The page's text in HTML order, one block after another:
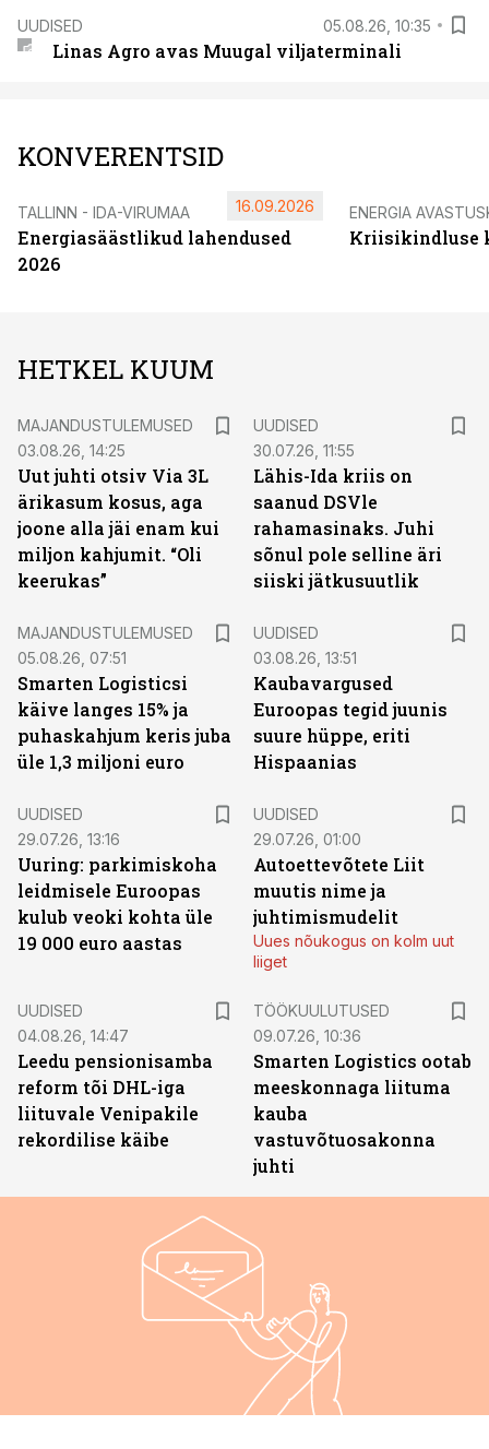
UUDISED 05.08.26, 10:35
Linas Agro avas Muugal viljaterminali
KONVERENTSID
TALLINN - IDA-VIRUMAA
Energiasäästlikud lahendused
2026
16.09.2026 ENERGIA
Kriisikindluse
HETKEL KUUM
MAJANDUSTULEMUSED
03.08.26, 14:25
Uut juhti otsiv Via 3L
ärikasum kosus, aga
joone alla jäi enam kui
miljon kahjumit. “Oli
keerukas”
UUDISED
30.07.26, 11:55
Lähis-Ida kriis on
saanud DSVle
rahamasinaks. Juhi
sõnul pole selline äri
siiski jätkusuutlik
MAJANDUSTULEMUSED
05.08.26, 07:51
Smarten Logisticsi
käive langes 15% ja
puhaskahjum keris juba
üle 1,3 miljoni euro
UUDISED
03.08.26, 13:51
Kaubavargused
Euroopas tegid juunis
suure hüppe, eriti
Hispaanias
UUDISED
29.07.26, 13:16
Uuring: parkimiskoha
leidmisele Euroopas
kulub veoki kohta üle
19 000 euro aastas
UUDISED
29.07.26, 01:00
Autoettevõtete Liit
muutis nime ja
juhtimismudelit
Uues nõukogus on kolm uut
liiget
UUDISED
04.08.26, 14:47
Leedu pensionisamba
reform tõi DHL-iga
liituvale Venipakile
rekordilise käibe
TÖÖKUULUTUSED
09.07.26, 10:36
Smarten Logistics ootab
meeskonnaga liituma
kauba
vastuvõtuosakonna
juhti